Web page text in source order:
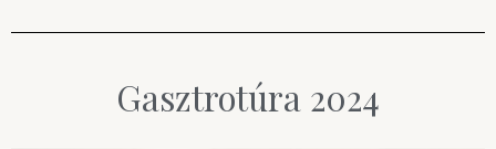
Gasztrotúra 2024